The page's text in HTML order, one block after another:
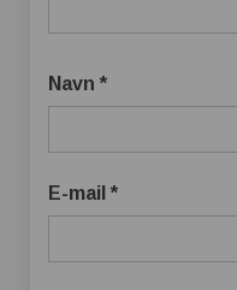
Navn *
E-mail *